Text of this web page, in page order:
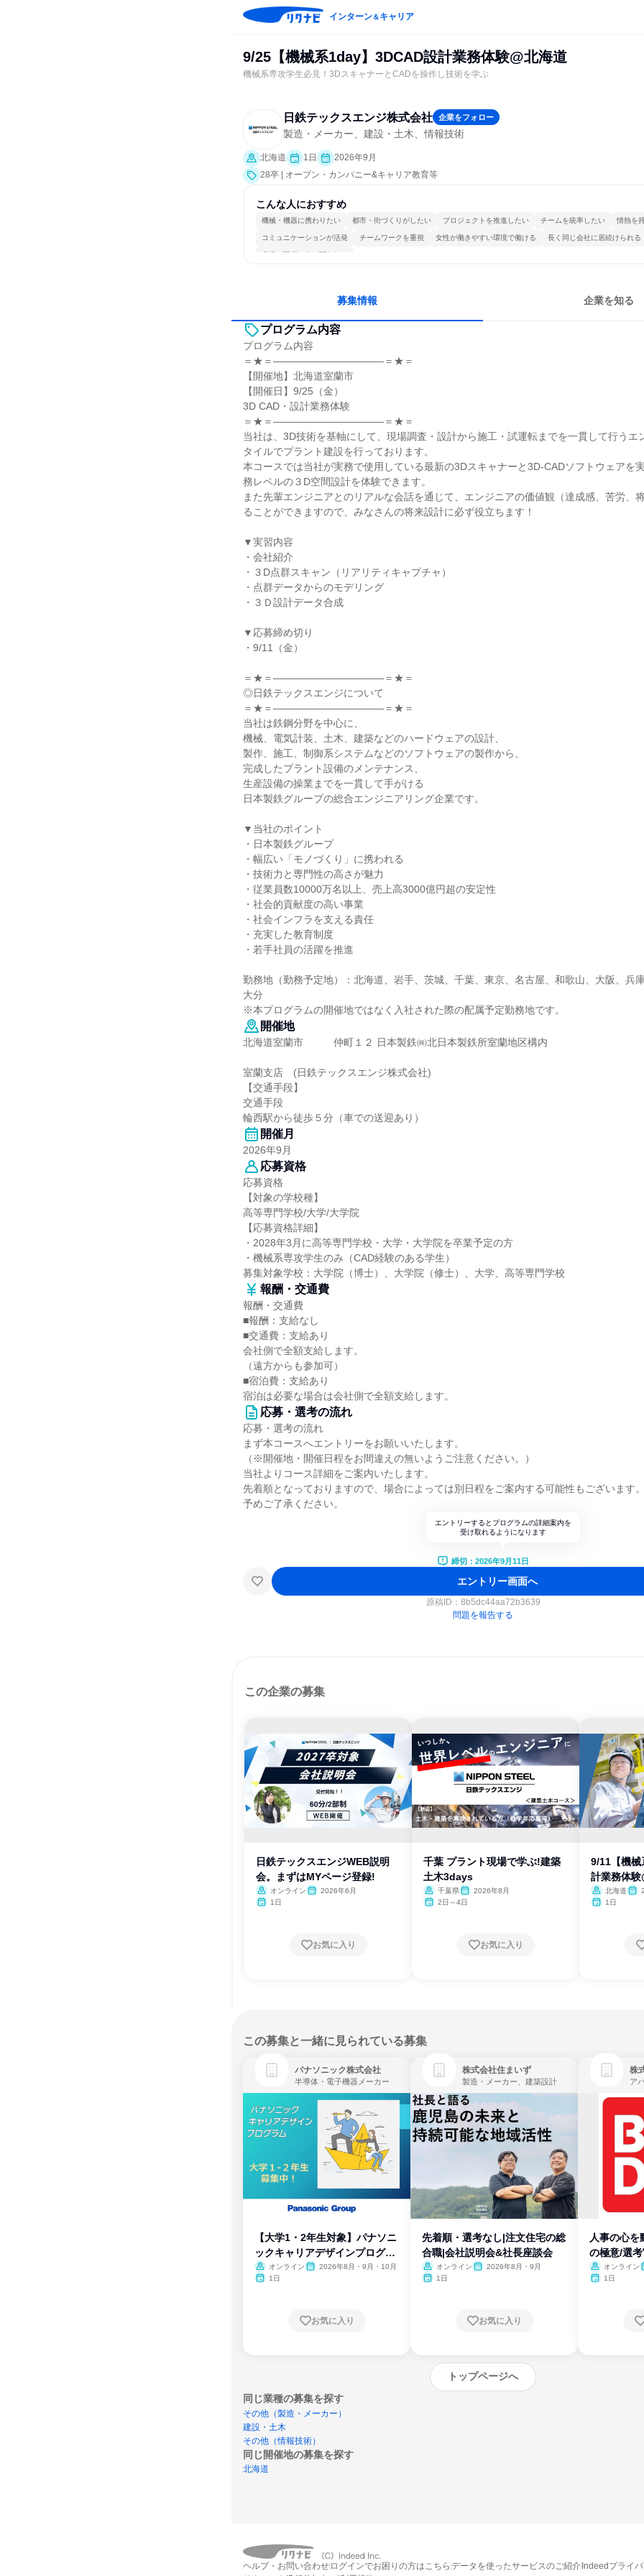
インターン＆キャリア
9/25【機械系1day】3DCAD設計業務体験@北海道
機械系専攻学生必見！3DスキャナーとCADを操作し技術を学ぶ
日鉄テックスエンジ株式会社 企業をフォロー
製造・メーカー、建設・土木、情報技術
北海道 1日
2026年9月
28卒 | オープン・カンパニー&キャリア教育等
こんな人におすすめ
機械・機器に携わりたい 都市・街づくりがしたい プロジェクトを推進したい チームを統率したい 情熱を
コミュニケーションが活発 チームワークを重視 女性が働きやすい環境で働ける 長く同じ会社に居続けられる
多様な職種の人と関われる
募集情報 企業を知る
プログラム内容
プログラム内容
＝★＝―――――――――――＝★＝
【開催地】北海道室蘭市
【開催日】9/25（金）
3D CAD・設計業務体験
＝★＝―――――――――――＝★＝
当社は、3D技術を基軸にして、現場調査・設計から施工・試運転までを一貫して行うエ
タイルでプラント建設を行っております。
本コースでは当社が実務で使用している最新の3Dスキャナーと3D-CADソフトウェアを
務レベルの３D空間設計を体験できます。
また先輩エンジニアとのリアルな会話を通じて、エンジニアの価値観（達成感、苦労、
ることができますので、みなさんの将来設計に必ず役立ちます！
▼実習内容
・会社紹介
・３D点群スキャン（リアリティキャプチャ）
・点群データからのモデリング
・３Ｄ設計データ合成
▼応募締め切り
・9/11（金）
＝★＝―――――――――――＝★＝
◎日鉄テックスエンジについて
＝★＝―――――――――――＝★＝
当社は鉄鋼分野を中心に、
機械、電気計装、土木、建築などのハードウェアの設計、
製作、施工、制御系システムなどのソフトウェアの製作から、
完成したプラント設備のメンテナンス、
生産設備の操業までを一貫して手がける
日本製鉄グループの総合エンジニアリング企業です。
▼当社のポイント
・日本製鉄グループ
・幅広い「モノづくり」に携われる
・技術力と専門性の高さが魅力
・従業員数10000万名以上、売上高3000億円超の安定性
・社会的貢献度の高い事業
・社会インフラを支える責任
・充実した教育制度
・若手社員の活躍を推進
勤務地（勤務予定地）：北海道、岩手、茨城、千葉、東京、名古屋、和歌山、大阪、兵
大分
※本プログラムの開催地ではなく入社された際の配属予定勤務地です。
開催地
北海道室蘭市 仲町１２ 日本製鉄㈱北日本製鉄所室蘭地区構内
室蘭支店 (日鉄テックスエンジ株式会社)
【交通手段】
交通手段
輪西駅から徒歩５分（車での送迎あり）
開催月
2026年9月
応募資格
応募資格
【対象の学校種】
高等専門学校/大学/大学院
【応募資格詳細】
・2028年3月に高等専門学校・大学・大学院を卒業予定の方
・機械系専攻学生のみ（CAD経験のある学生）
募集対象学校：大学院（博士）、大学院（修士）、大学、高等専門学校
報酬・交通費
報酬・交通費
■報酬：支給なし
■交通費：支給あり
会社側で全額支給します。
（遠方からも参加可）
■宿泊費：支給あり
宿泊は必要な場合は会社側で全額支給します。
応募・選考の流れ
応募・選考の流れ
まず本コースへエントリーをお願いいたします。
（※開催地・開催日程をお間違えの無いようご注意ください。）
当社よりコース詳細をご案内いたします。
先着順となっておりますので、場合によっては別日程をご案内する可能性もございます
予めご了承ください。
エントリーするとプログラムの詳細案内を
受け取れるようになります
締切：2026年9月11日
エントリー画面へ
原稿ID： 8b5dc44aa72b3639
問題を報告する
この企業の募集
日鉄テックスエンジWEB説明
会。まずはMYページ登録!
オンライン
2026年6月
1日
お気に入り
千葉 プラント現場で学ぶ!建築
土木3days
千葉県
2026年8月
2日～4日
お気に入り
9/11【機
計業務体験
北海道
1日
この募集と一緒に見られている募集
パナソニック株式会社
半導体・電子機器メーカー
【大学1・2年生対象】パナソニ
ックキャリアデザインプログラ
ム
オンライン
2026年8月・9月・10月
1日
お気に入り
株式会社住まいず
製造・メーカー、建築設計
先着順・選考なし|注文住宅の総
合職|会社説明会&社長座談会
オンライン
2026年8月・9月
1日
お気に入り
株
人事の心を
の極意/選
開
オンライン
1日
トップページへ
同じ業種の募集を探す
その他（製造・メーカー）
建設・土木
その他（情報技術）
同じ開催地の募集を探す
北海道
ヘルプ・お問い合わせ ログインでお困りの方はこちら データを使ったサービスのご紹介 Indeedプライ